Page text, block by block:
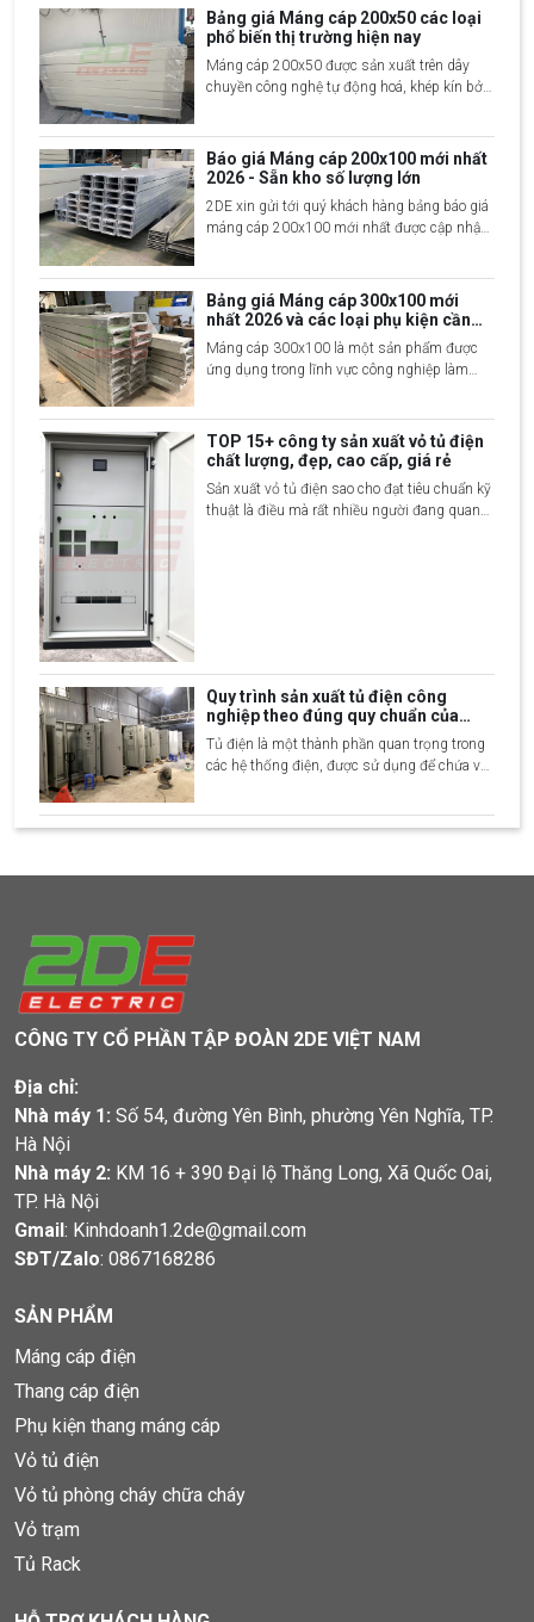
100x100 mm, máng cáp này thường được
sử dụng cho các hệ thống dây dẫn lớn, đảm
tác động môi trường bên ngoài.
Bảng giá Máng cáp 200x50 các loại
phổ biến thị trường hiện nay
Máng cáp 200x50 được sản xuất trên dây
chuyền công nghệ tự động hoá, khép kín bởi
tới các đặc điểm riêng biệt. Để giúp mọi
người nắm bắt rõ hơn về loại máng cáp này
mang tới nội dung dưới đây.
Báo giá Máng cáp 200x100 mới nhất
2026 - Sẵn kho số lượng lớn
2DE xin gửi tới quý khách hàng bảng báo giá
máng cáp 200x100 mới nhất được cập nhật
Bảng giá Máng cáp 300x100 mới
nhất 2026 và các loại phụ kiện cần
thiết
Máng cáp 300x100 là một sản phẩm được
ứng dụng trong lĩnh vực công nghiệp làm
từ nhiều vật liệu và có giá thành khác nhau.
Bài viết sau hãy cùng 2DE Việt Nam khám
TOP 15+ công ty sản xuất vỏ tủ điện
chất lượng, đẹp, cao cấp, giá rẻ
Sản xuất vỏ tủ điện sao cho đạt tiêu chuẩn kỹ
thuật là điều mà rất nhiều người đang quan
Quy trình sản xuất tủ điện công
nghiệp theo đúng quy chuẩn của
xưởng
Tủ điện là một thành phần quan trọng trong
các hệ thống điện, được sử dụng để chứa và
soát và phân phối dòng điện trong các tòa
CÔNG TY CỔ PHẦN TẬP ĐOÀN 2DE VIỆT NAM
Địa chỉ:
Nhà máy 1: Số 54, đường Yên Bình, phường Yên Nghĩa, TP.
Hà Nội
Nhà máy 2: KM 16 + 390 Đại lộ Thăng Long, Xã Quốc Oai,
TP. Hà Nội
Gmail : Kinhdoanh1.2de@gmail.com
SĐT/Zalo: 0867168286
SẢN PHẨM
Máng cáp điện
Thang cáp điện
Phụ kiện thang máng cáp
Vỏ tủ điện
Vỏ tủ phòng cháy chữa cháy
Vỏ trạm
Tủ Rack